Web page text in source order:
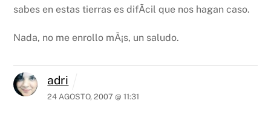
sabes en estas tierras es difÃ­cil que nos hagan caso.
Nada, no me enrollo mÃ¡s, un saludo.
adri
24 AGOSTO, 2007 @ 11:31